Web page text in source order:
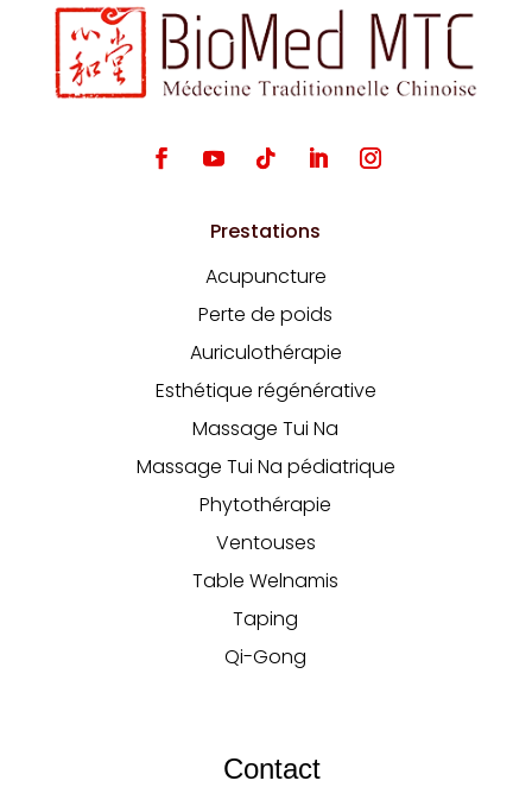
Prestations
Acupuncture
Perte de poids
Auriculothérapie
Esthétique régénérative
Massage Tui Na
Massage Tui Na pédiatrique
Phytothérapie
Ventouses
Table Welnamis
Taping
Qi-Gong
Contact